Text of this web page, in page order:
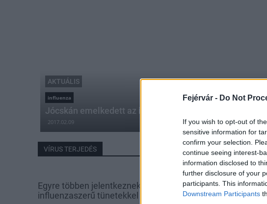
Fejérvár - Do Not
If you wish to opt-out of
sensitive information for
confirm your selection.
continue seeing interest-
information disclosed to
further disclosure of your
participants. This
Downstream Participants
AKTUÁLIS
influenza
Jócskán emelkedett az influenzás megbetegedések
2017.02.09
VÍRUS TERJEDÉS
Egyre többen jelentkeznek a megyében
influenzaszerű tünetekkel